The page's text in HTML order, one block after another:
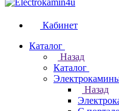
Кабинет
Каталог
Назад
Каталог
Назад